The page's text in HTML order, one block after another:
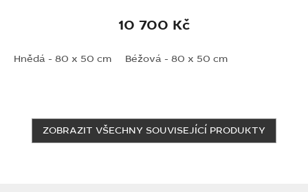
10 700 Kč
Hnědá - 80 x 50 cm Béžová - 80 x 50 cm
ZOBRAZIT VŠECHNY SOUVISEJÍCÍ PRODUKTY